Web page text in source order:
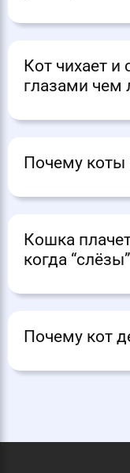
Кот чихает
глазами чем
Почему
Кошка
когда
Почему кот